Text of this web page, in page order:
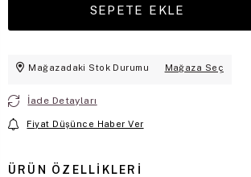
Mağazadaki Stok Durumu Mağaza Seç
İade Detayları
Fiyat Düşünce Haber Ver
ÜRÜN ÖZELLIKLERI